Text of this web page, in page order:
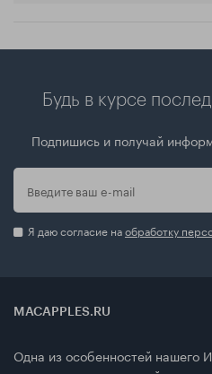
Будь в курсе
Подпишись и получай
Я даю согласие наобработку
MACAPPLES.RU
Одна из особенностей нашего